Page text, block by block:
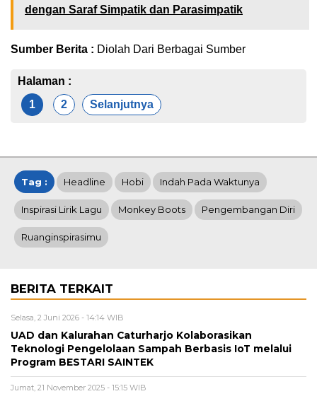
dengan Saraf Simpatik dan Parasimpatik
Sumber Berita : Diolah Dari Berbagai Sumber
Halaman :
1
2 Selanjutnya
Tag : Headline Hobi Indah Pada Waktunya
Inspirasi Lirik Lagu Monkey Boots Pengembangan Diri
Ruanginspirasimu
BERITA TERKAIT
Selasa, 2 Juni 2026 - 14:14 WIB
UAD dan Kalurahan Caturharjo Kolaborasikan
Teknologi Pengelolaan Sampah Berbasis IoT melalui
Program BESTARI SAINTEK
Jumat, 21 November 2025 - 15:15 WIB